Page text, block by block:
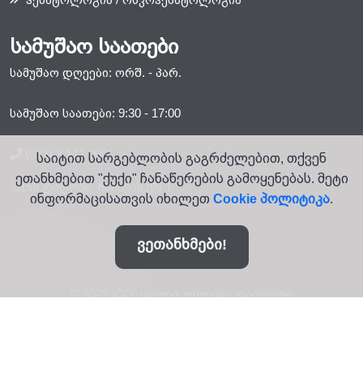
სამუშაო საათები
სამუშაო დღეები: ორშ. - პარ.
სამუშაო საათები: 9:30 - 17:00
(032) 2 111 000
0159 დიღომი. ჩაჩავას ქN 1
საიტით სარგებლობის გაგრძელებით, თქვენ
ეთანხმებით "ქუქი" ჩანაწერების გამოყენებას. მეტი
ინფორმაცისათვის იხილეთ Cookie პოლიტიკა.
ვეთანხმები!